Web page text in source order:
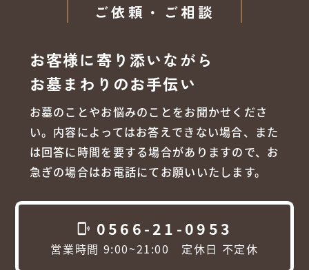
ご依頼・ご相談
お客様に寄り添いながら
お墓まわりのお手伝い
お墓のことやお悩みのことをお聞かせくださ
い。内容によってはお答えできない場合、また
は回答に時間を要する場合がありますので、お
急ぎの場合はお電話にてお願いいたします。
phonelink_ring 0566-21-0953
営業時間 9:00~21:00 定休日 不定休